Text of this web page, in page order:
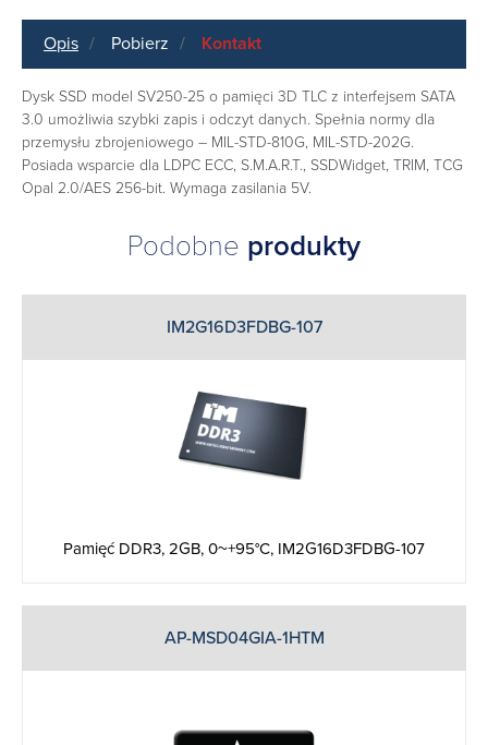
Opis Pobierz Kontakt
Dysk SSD model SV250-25 o pamięci 3D TLC z interfejsem SATA
3.0 umożliwia szybki zapis i odczyt danych. Spełnia normy dla
przemysłu zbrojeniowego – MIL-STD-810G, MIL-STD-202G.
Posiada wsparcie dla LDPC ECC, S.M.A.R.T., SSDWidget, TRIM, TCG
Opal 2.0/AES 256-bit. Wymaga zasilania 5V.
Podobne produkty
IM2G16D3FDBG-107
Pamięć DDR3, 2GB, 0~+95°C, IM2G16D3FDBG-107
AP-MSD04GIA-1HTM